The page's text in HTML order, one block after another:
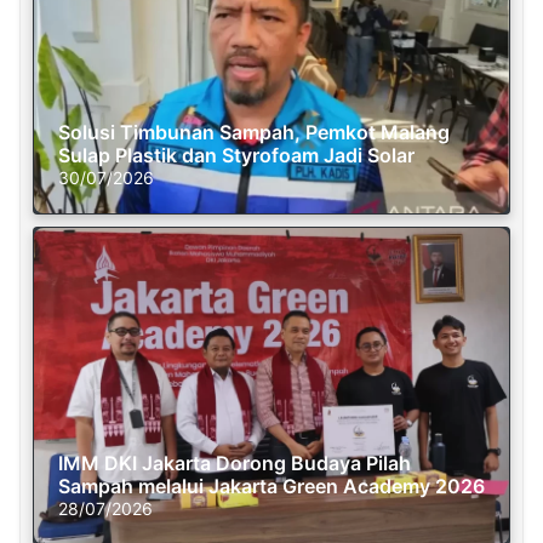
Solusi Timbunan Sampah, Pemkot Malang
Sulap Plastik dan Styrofoam Jadi Solar
30/07/2026
IMM DKI Jakarta Dorong Budaya Pilah
Sampah melalui Jakarta Green Academy 2026
28/07/2026